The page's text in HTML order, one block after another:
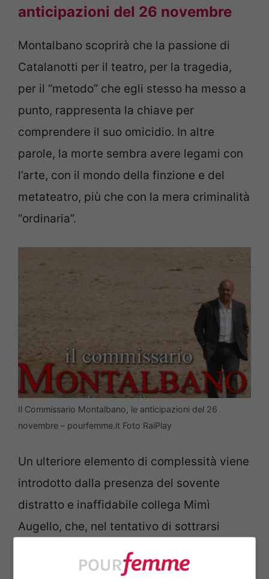
anticipazioni del 26 novembre
Montalbano scoprirà che la passione di
Catalanotti per il teatro, per la tragedia,
per il “metodo” che egli stesso ha messo a
punto, rappresenta la chiave per
comprendere il suo omicidio. In altre
parole, la morte sembra avere legami con
l’arte, con il mondo della finzione e del
metateatro, più che con la mera criminalità
“ordinaria”.
Il Commissario Montalbano, le anticipazioni del 26
novembre – pourfemme.it Foto RaiPlay
Un ulteriore elemento di complessità viene
introdotto dalla presenza del sovente
distratto e inaffidabile collega Mimì
Augello, che, nel tentativo di sottrarsi
amante, si imbatte in un cadavere che poi